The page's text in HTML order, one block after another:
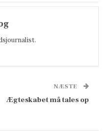
NÆSTE
Ægteskabet må tales op